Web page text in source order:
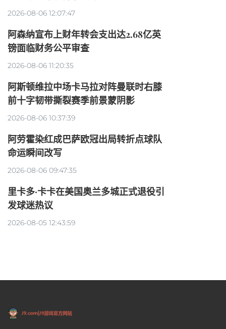
2026-08-06 12:07:47
阿森纳宣布上财年转会支出达2.68亿英
镑面临财务公平审查
2026-08-06 11:20:35
阿斯顿维拉中场卡马拉对阵曼联时右膝
前十字韧带撕裂赛季前景蒙阴影
2026-08-06 10:37:39
阿劳霍染红成巴萨欧冠出局转折点球队
命运瞬间改写
2026-08-06 09:47:35
里卡多·卡卡在美国奥兰多城正式退役引
发球迷热议
2026-08-05 12:43:59